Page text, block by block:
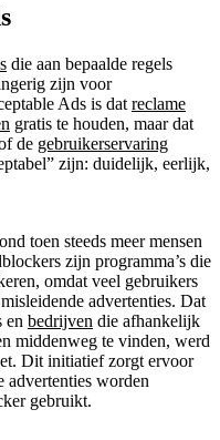
die aan bepaalde regels
zijn voor
Ads is dat reclame
gratis te houden, maar dat
de gebruikerservaring
zijn: duidelijk, eerlijk,
toen steeds meer mensen
zijn programma’s die
omdat veel gebruikers
advertenties. Dat
en bedrijven die afhankelijk
middenweg te vinden, werd
Dit initiatief zorgt ervoor
advertenties worden
gebruikt.